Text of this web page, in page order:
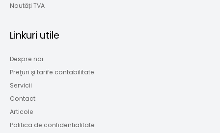
Noutăți TVA
Linkuri utile
Despre noi
Preţuri şi tarife contabilitate
Servicii
Contact
Articole
Politica de confidentialitate